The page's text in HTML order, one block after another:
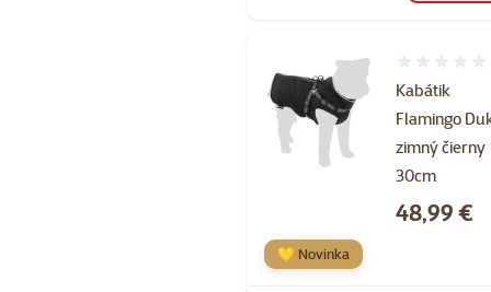
Kabátik
Flamingo
zimný čierny
30cm
Cena
48,99 €
💛 Novinka